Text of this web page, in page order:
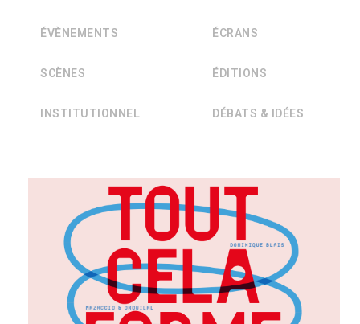
ÉVÈNEMENTS ÉCRANS
SCÈNES ÉDITIONS
INSTITUTIONNEL DÉBATS & IDÉES